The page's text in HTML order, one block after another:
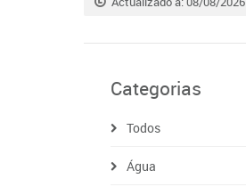
Categorias
Todos
Água